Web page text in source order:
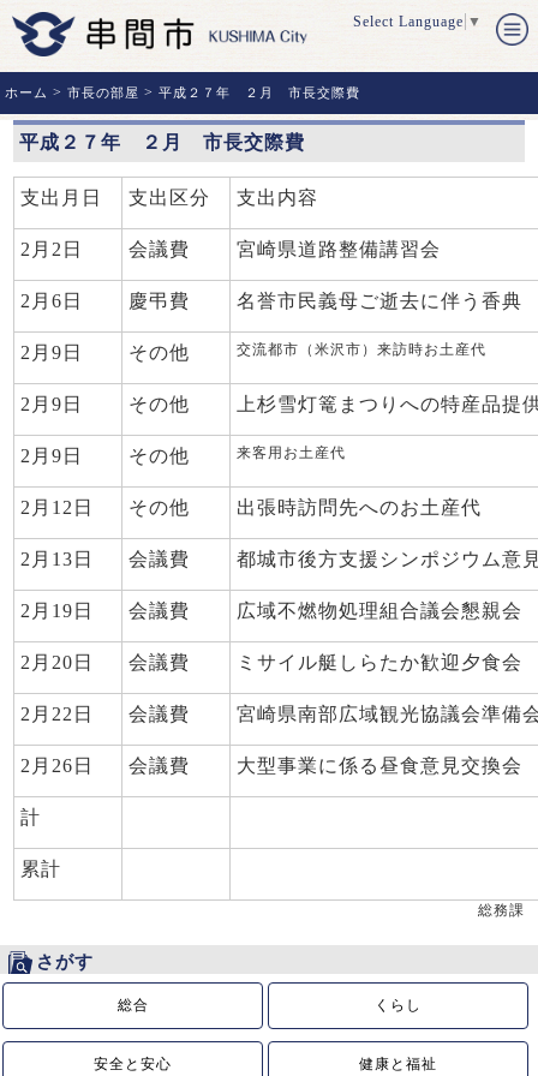
Select Language ▼
ホーム >市長の部屋 >平成２７年 ２月 市長交際費
平成２７年 ２月 市長交際費
支出月日 支出区分 支出内容
2月2日 会議費 宮崎県道路整備講習会
2月6日 慶弔費 名誉市民義母ご逝去に伴う香典
2月9日 その他 交流都市（米沢市）来訪時お土産代
2月9日 その他 上杉雪灯篭まつりへの特産品提
2月9日 その他 来客用お土産代
2月12日 その他 出張時訪問先へのお土産代
2月13日 会議費 都城市後方支援シンポジウム意
2月19日 会議費 広域不燃物処理組合議会懇親会
2月20日 会議費 ミサイル艇しらたか歓迎夕食会
2月22日 会議費 宮崎県南部広域観光協議会準備
2月26日 会議費 大型事業に係る昼食意見交換会
計
累計
総務課
さがす
総合 くらし
安全と安心 健康と福祉